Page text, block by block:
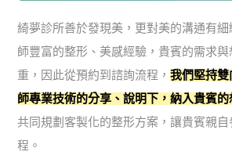
綺夢診所善於發現美，更對美的溝通有
師豐富的整形、美感經驗，貴賓的需求
重，因此從預約到諮詢流程，我們堅持
師專業技術的分享、說明下，納入貴賓
共同規劃客製化的整形方案，讓貴賓親
程。